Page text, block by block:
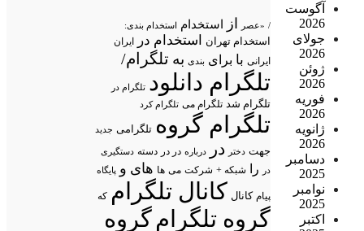
آگوست
2026
جولای
2026
ژوئن
2026
فوریه
2026
ژانویه
2026
دسامبر
2025
نوامبر
2025
اکتبر
/ «عصر از استخدام استخدام بندی:
استخدام تهران استخدام در ایران
ایرانی با برای بندی به تلگرام/
تلگرام دانلود تلگرام در
تلگرام شد تلگرام می تلگرام کرد
تلگرام گروه تلگرامی جدید
جهت دختر در درباره در در دسته دستگیری
در
را شبکه + شرکت می ها های و پایگاه
پیام کانال کانال تلگرام که
گروه تلگرامگروه